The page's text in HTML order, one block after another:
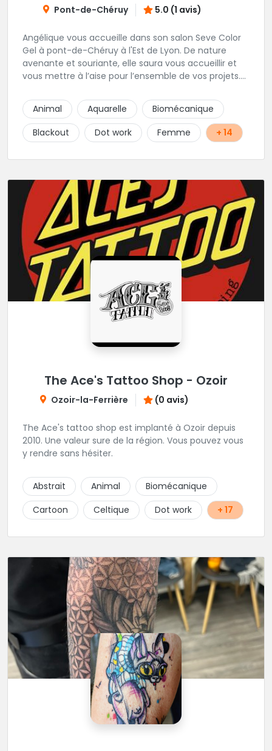
Pont-de-Chéruy 5.0 (1 avis)
Angélique vous accueille dans son salon Seve Color
Gel à pont-de-Chéruy à l'Est de Lyon. De nature
avenante et souriante, elle saura vous accueillir et
vous mettre à l’aise pour l’ensemble de vos projets.
tatouages allant des calligraphies, motifs floraux au
réalisme.
Animal Aquarelle
Biomécanique
Blackout
Dot work Femme + 14
The Ace's Tattoo Shop - Ozoir
Ozoir-la-Ferrière (0 avis)
The Ace's tattoo shop est implanté à Ozoir depuis
2010. Une valeur sure de la région. Vous pouvez vous
y rendre sans hésiter.
Abstrait Animal
Biomécanique
Cartoon
Celtique Dot work + 17